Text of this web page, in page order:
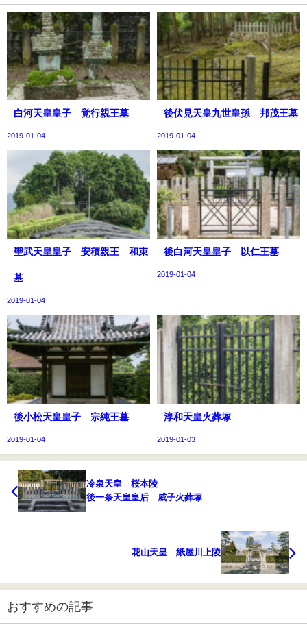
白河天皇皇子 覚行親王墓
2019-01-04
後伏見天皇九世皇孫 邦茂王墓
2019-01-04
聖武天皇皇子 安積親王 和束
墓
2019-01-04
後白河天皇皇子 以仁王墓
2019-01-04
後小松天皇皇子 宗純王墓
2019-01-04
淳和天皇火葬塚
2019-01-03
冷泉天皇 桜本陵
後一条天皇皇后 威子火葬塚
花山天皇 紙屋川上陵
おすすめの記事